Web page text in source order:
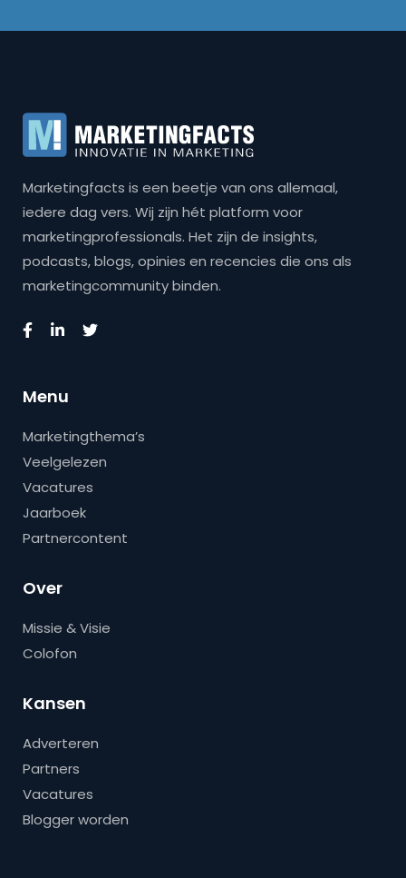
Marketingfacts is een beetje van ons allemaal,
iedere dag vers. Wij zijn hét platform voor
marketingprofessionals. Het zijn de insights,
podcasts, blogs, opinies en recencies die ons als
marketingcommunity binden.
Menu
Marketingthema’s
Veelgelezen
Vacatures
Jaarboek
Partnercontent
Over
Missie & Visie
Colofon
Kansen
Adverteren
Partners
Vacatures
Blogger worden